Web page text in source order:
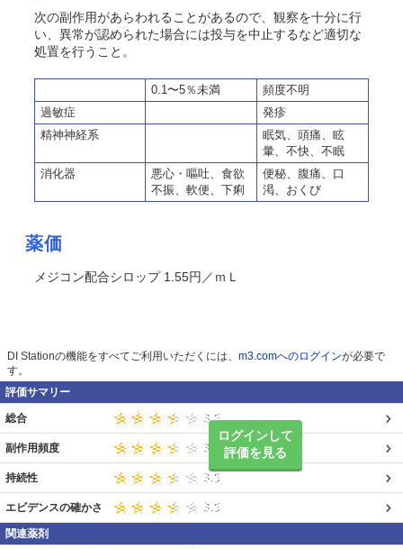
次の副作用があらわれることがあるので、観察を十分に行
い、異常が認められた場合には投与を中止するなど適切な
処置を行うこと。
0.1〜5％未満
頻度不明
過敏症
発疹
精神神経系
眠気、頭痛、眩
暈、不快、不眠
消化器
悪心・嘔吐、食欲
不振、軟便、下痢
便秘、腹痛、口
渇、おくび
薬価
メジコン配合シロップ 1.55円／ｍＬ
DI Stationの機能をすべてご利用いただくには、 m3.comへのログインが必要で
す。
評価サマリー
ログインして
評価を見る
総合
副作用頻度
持続性
エビデンスの確かさ
関連薬剤